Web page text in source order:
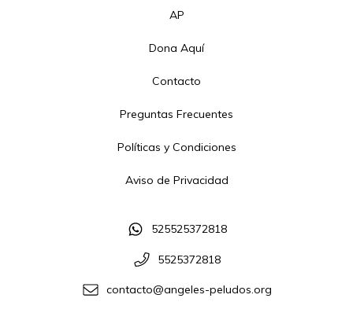
AP
Dona Aquí
Contacto
Preguntas Frecuentes
Políticas y Condiciones
Aviso de Privacidad
525525372818
5525372818
contacto@angeles-peludos.org